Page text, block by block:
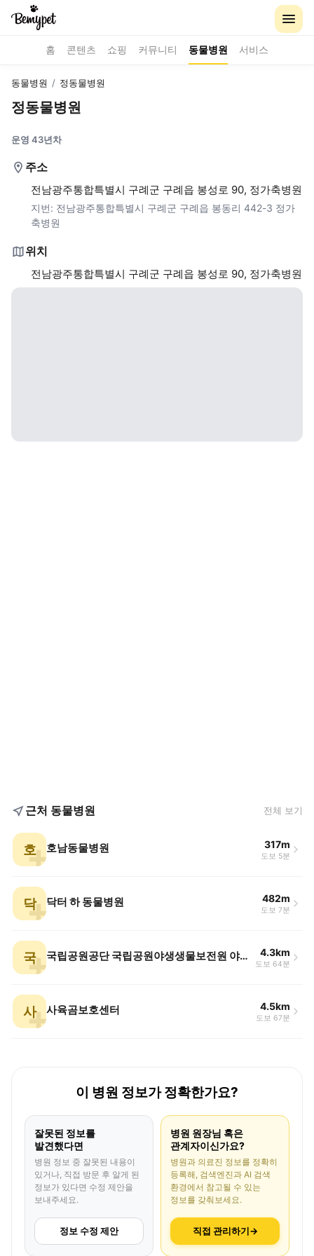
홈 콘텐츠 쇼핑 커뮤니티 동물병원 서비스
동물병원 / 정동물병원
정동물병원
운영 43년차
주소
전남광주통합특별시 구례군 구례읍 봉성로 90, 정가축병원
지번: 전남광주통합특별시 구례군 구례읍 봉동리 442-3 정가
축병원
위치
전남광주통합특별시 구례군 구례읍 봉성로 90, 정가축병원
근처 동물병원 전체 보기
호 호남동물병원 317m
도보 5분
닥 닥터 하 동물병원 482m
도보 7분
국 국립공원공단 국립공원야생생물보전원 야생동물의료센터 4.3km
도보 64분
사 사육곰보호센터 4.5km
도보 67분
이 병원 정보가 정확한가요?
잘못된 정보를
발견했다면
병원 정보 중 잘못된 내용이
있거나, 직접 방문 후 알게 된
정보가 있다면 수정 제안을
보내주세요.
정보 수정 제안
병원 원장님 혹은
관계자이신가요?
병원과 의료진 정보를 정확히
등록해, 검색엔진과 AI 검색
환경에서 참고될 수 있는
정보를 갖춰보세요.
직접 관리하기→